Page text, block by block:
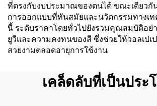
ที่ตรงกับงบประมาณของตนได้ ขณะเดียวกั
การออกแบบที่ทันสมัยและนวัตกรรมทางเ
นี้ ระดับราคาโดยทั่วไปยังรวมคุณสมบัติอย่
ยูวีและความคงทนของสี ซึ่งช่วยให้วอลเปเ
สวยงามตลอดอายุการใช้งาน
เคล็ดลับที่เป็นประ